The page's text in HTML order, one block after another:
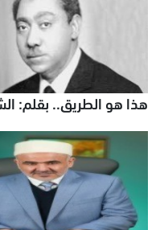
هذا هو الطريق.. بقلم: